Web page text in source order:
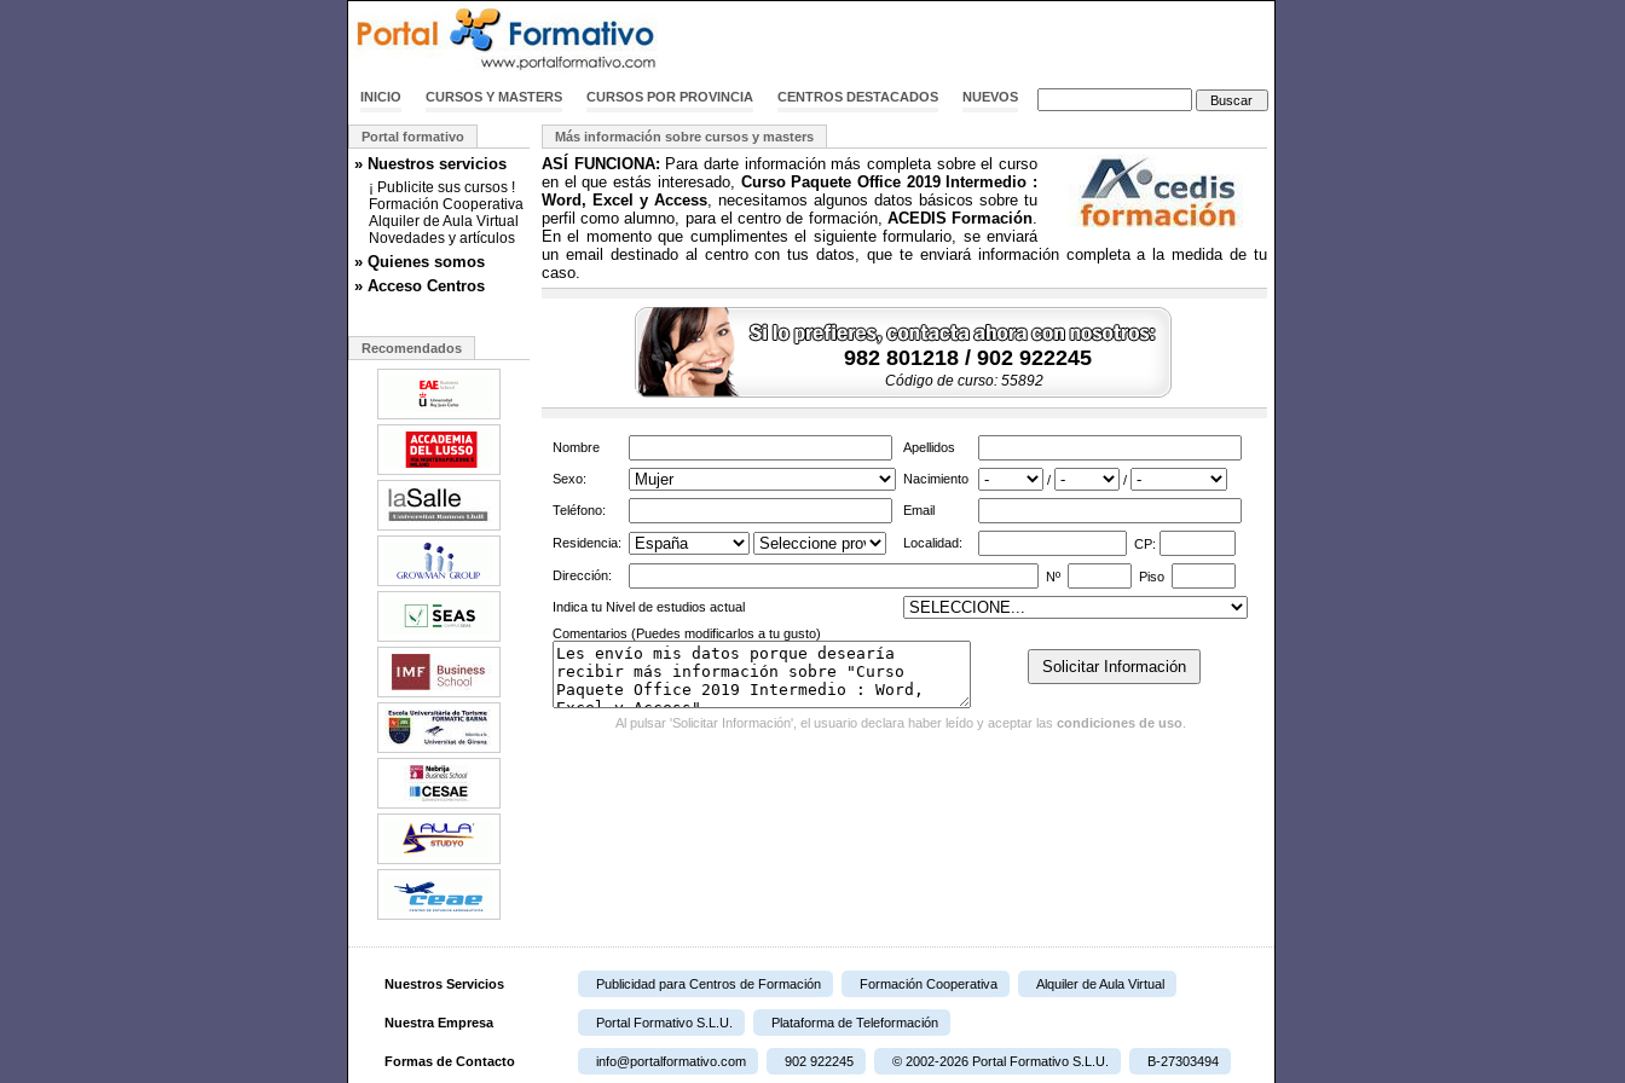
INICIO CURSOS Y MASTERS CURSOS POR PROVINCIA CENTROS DESTACADOS NUEVOS
Portal formativo
» Nuestros servicios
¡ Publicite sus cursos !
Formación Cooperativa
Alquiler de Aula Virtual
Novedades y artículos
» Quienes somos
» Acceso Centros
Recomendados
Más información sobre cursos y masters
ASÍ FUNCIONA: Para darte información más completa sobre el curso
en el que estás interesado, Curso Paquete Office 2019 Intermedio :
Word, Excel y Access, necesitamos algunos datos básicos sobre tu
perfil como alumno, para el centro de formación, ACEDIS Formación.
En el momento que cumplimentes el siguiente formulario, se enviará
un email destinado al centro con tus datos, que te enviará información completa a la medida de tu
caso.
982 801218 / 902 922245
Código de curso: 55892
Nombre Apellidos
Sexo: Nacimiento / /
Teléfono: Email
Residencia: Localidad: CP:
Dirección: Nº Piso
Indica tu Nivel de estudios actual
Comentarios (Puedes modificarlos a tu gusto)
Al pulsar 'Solicitar Información', el usuario declara haber leído y aceptar las condiciones de uso
Nuestros Servicios Publicidad para Centros de Formación Formación Cooperativa Alquiler de Aula Virtual
Nuestra Empresa Portal Formativo S.L.U. Plataforma de Teleformación
Formas de Contacto info@portalformativo.com 902 922245 © 2002-2026 Portal Formativo S.L.U. B-27303494